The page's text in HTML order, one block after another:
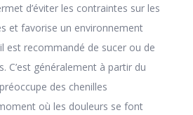
d’éviter les contraintes sur les
et favorise un environnement
est recommandé de sucer ou de
C’est généralement à partir du
des chenilles
où les douleurs se font